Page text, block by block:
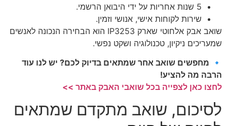
5 שנות אחריות על ידי היבואן הרשמי.
שירות לקוחות אישי, אנושי וזמין.
שואב אבק אלחוטי שארק IP3253 הוא הבחירה הנכונה לאנשים
שמעריכים ניקיון, טכנולוגיה ושקט נפשי.
🔹 מחפשים שואב אחר שמתאים בדיוק לכם? יש לנו עוד
הרבה מה להציע!
לחצו כאן לצפייה בכל שואבי האבק באתר >>
לסיכום, שואב מתקדם שמתאים